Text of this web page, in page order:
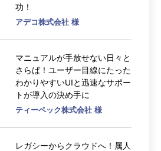
功！
アデコ株式会社 様
マニュアルが手放せない日々と
さらば！ユーザー目線にたった
わかりやすいUIと迅速なサポー
トが導入の決め手に
ティーペック株式会社 様
レガシーからクラウドへ！属人